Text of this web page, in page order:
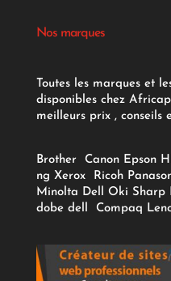
Nos marques
Toutes les marques et
disponibles chez
meilleurs prix , conseils
Brother Canon Epson
ng Xerox Ricoh
Minolta Dell Oki Sharp
dobe dell Compaq